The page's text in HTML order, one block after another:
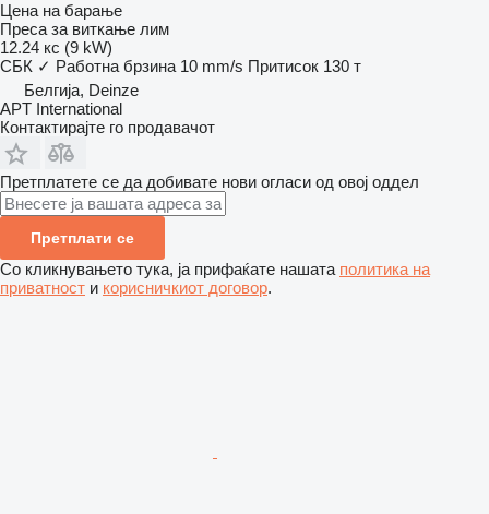
Цена на барање
Преса за виткање лим
12.24 кс (9 kW)
СБК ✓ Работна брзина 10 mm/s Притисок 130 т
Белгија, Deinze
APT International
Контактирајте го продавачот
Претплатете се да добивате нови огласи од овој оддел
Претплати се
Со кликнувањето тука, ја прифаќате нашата политика на
приватност и корисничкиот договор.